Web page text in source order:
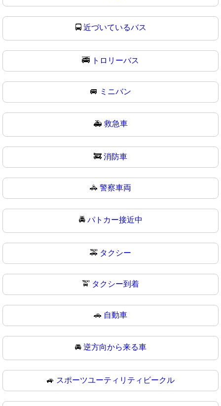
🚍 近づいているバス
🚎 トロリーバス
🚐 ミニバン
🚑 救急車
🚒 消防車
🚓 警察車両
🚔 パトカー接近中
🚕 タクシー
🚖 タクシー到着
🚗 自動車
🚘 逆方向から来る車
🚙 スポーツユーティリティビークル